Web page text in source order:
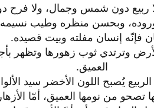
ربيع دون شمس وجمال، ولا فرح
وروده، وبحسن منظره وطيب
فإنّه إنسان مفلته وبيت قصيده.​
وترتدي ثوب زهورها وتظهر
العميق.​
يُصبح اللون الأخضر سيد
من نومها العميق، أمّا